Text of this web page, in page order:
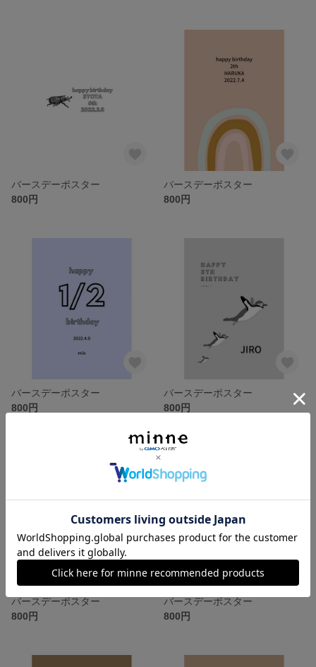
バースデーポスター
800円
バースデーポスター
800円
バースデーポスター
800円
バースデーポスター
800円
バースデーポスター
800円
バースデーポスター
800円